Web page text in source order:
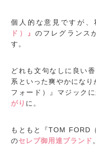
個人的な意見ですが、
ド）』 のフレグランス
す。
どれも文句なしに良い
系といった爽やかにな
フォード）』マジック
がり に。
もともと『TOM FORD
のセレブ御用達ブランド。